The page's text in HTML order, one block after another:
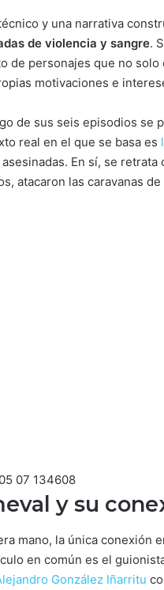
y una narrativa
de violencia y sangre.
de personajes que no
motivaciones e
de sus seis episodios se
real en el que se basa es
En sí, se
atacaron las caravanas
y su
mano, la única conexión
en común es el
González Iñarritu